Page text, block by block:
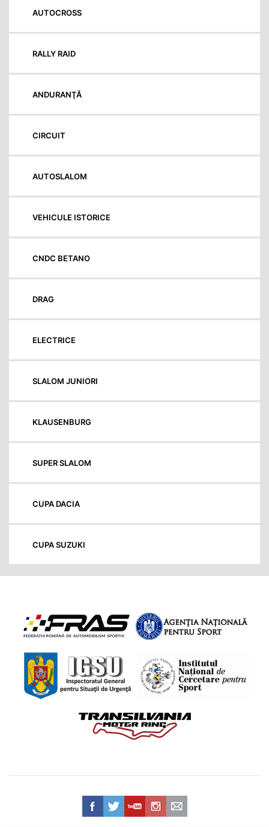
AUTOCROSS
RALLY RAID
ANDURANŢĂ
CIRCUIT
AUTOSLALOM
VEHICULE ISTORICE
CNDC BETANO
DRAG
ELECTRICE
SLALOM JUNIORI
KLAUSENBURG
SUPER SLALOM
CUPA DACIA
CUPA SUZUKI